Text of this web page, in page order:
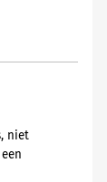
niet